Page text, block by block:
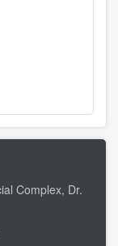
Complex, Dr.